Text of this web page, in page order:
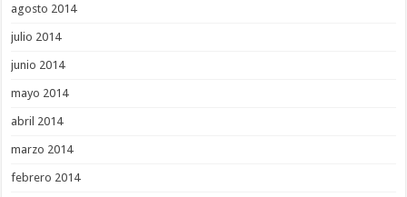
agosto 2014
julio 2014
junio 2014
mayo 2014
abril 2014
marzo 2014
febrero 2014